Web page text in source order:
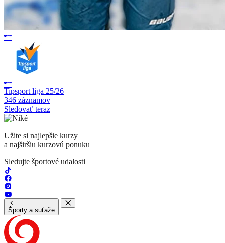
Tipsport liga 25/26
346 záznamov
Sledovať teraz
Užite si najlepšie kurzy
a najširšiu kurzovú ponuku
Sledujte športové udalosti
Športy a suťaže